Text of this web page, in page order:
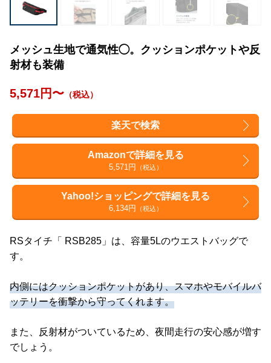
メッシュ生地で通気性◯。クッションポケットや反
射材も装備
5,571円〜 （税込）
楽天で検索
Amazonで詳細を見る
5,571円 （税込）
Yahoo!ショッピングで詳細を見る
6,134円 （税込）
RSタイチ「 RSB285」は、容量5Lのウエストバッグで
す。
内側にはクッションポケットがあり、スマホやモバイルバ
ッテリーを衝撃から守ってくれます。
また、反射材がついているため、夜間走行の安心感が増す
でしょう。